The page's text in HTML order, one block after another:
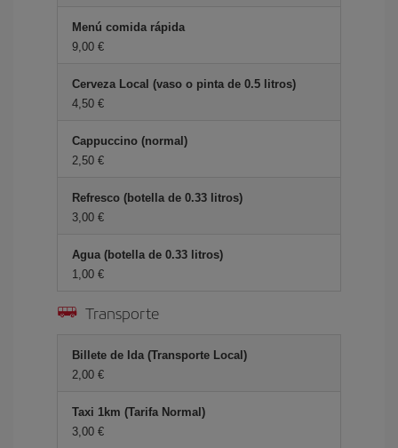
Menú comida rápida
9,00 €
Cerveza Local (vaso o pinta de 0.5 litros)
4,50 €
Cappuccino (normal)
2,50 €
Refresco (botella de 0.33 litros)
3,00 €
Agua (botella de 0.33 litros)
1,00 €
Transporte
Billete de Ida (Transporte Local)
2,00 €
Taxi 1km (Tarifa Normal)
3,00 €